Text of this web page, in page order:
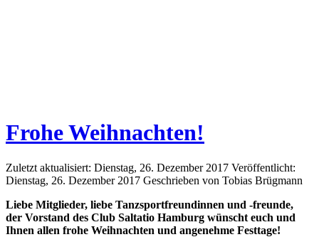
Frohe Weihnachten!
Zuletzt aktualisiert: Dienstag, 26. Dezember 2017 Veröffentlicht:
Dienstag, 26. Dezember 2017 Geschrieben von Tobias Brügmann
Liebe Mitglieder, liebe Tanzsportfreundinnen und -freunde,
der Vorstand des Club Saltatio Hamburg wünscht euch und
Ihnen allen frohe Weihnachten und angenehme Festtage!